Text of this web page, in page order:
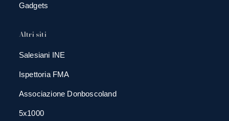
Gadgets
Altri siti
Salesiani INE
Ispettoria FMA
Associazione Donboscoland
5x1000